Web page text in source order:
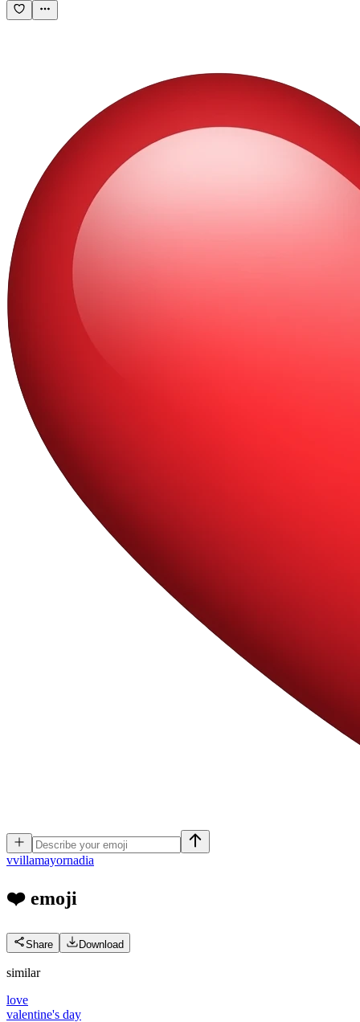
vvillamayornadia
❤️ emoji
Share Download
similar
love
valentine's day